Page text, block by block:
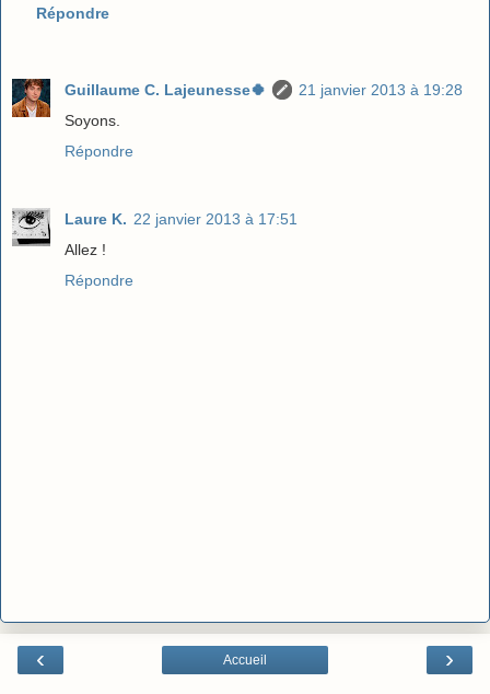
Répondre
Guillaume C. Lajeunesse🍀
21 janvier 2013 à 19:28
Soyons.
Répondre
Laure K. 22 janvier 2013 à 17:51
Allez !
Répondre
‹ ›
Accueil